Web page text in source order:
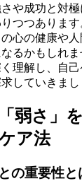
や成功と対
つつありま
心の健康や
るかもしれ
理解し、自
していきまし
弱さ」
ア法
の重要性と